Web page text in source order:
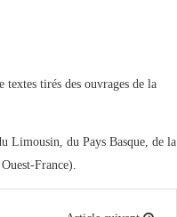
tirés des ouvrages de la
Limousin, du Pays Basque, de la
France).